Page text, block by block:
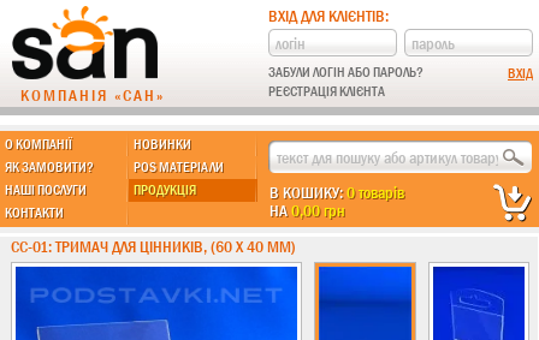
КОМПАНІЯ «САН»
ВХІД ДЛЯ КЛІЄНТІВ:
ЗАБУЛИ ЛОГІН АБО ПАРОЛЬ?
РЕЄСТРАЦІЯ КЛІЄНТА
О КОМПАНІЇ
НОВИНКИ
ЯК ЗАМОВИТИ?
POS МАТЕРІАЛИ
НАШІ ПОСЛУГИ
ПРОДУКЦІЯ
КОНТАКТИ
В КОШИКУ:0 товарів
НА0,00 грн
МЫ ДЕЛАЕМ:
Підставки із пластику
Новинки !!!
Різні підставки
Під поліграфію
CC-01: ТРИМАЧ ДЛЯ ЦІННИКІВ, (60 Х 40 ММ)